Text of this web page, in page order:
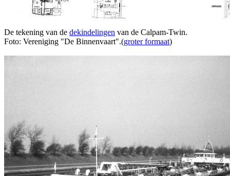
De tekening van de dekindelingen van de Calpam-Twin.
Foto: Vereniging "De Binnenvaart".(groter formaat)